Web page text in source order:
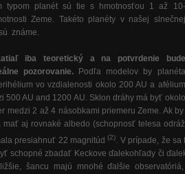
typom planét sú tie s hmotnosťou 1 až 10-
Zeme. Takéto planéty v našej slnečnej
známe.
iba teoretický a na potvrdenie bude
pozorovanie.Podľa modelov by planéta
vo vzdialenosti okolo 200 AU a afélium
500 AU and 1200 AU. Sklon dráhy má byť okolo
medzi 2 až 4 násobkami priemeru Zeme. Ak
mať aj rovnaké albedo (schopnosť telesa
presiahnuť 22 magnitúd(2). V prípade, že sa
schopné zbadať Keckove ďalekohľady či
šancu majú mnohé ďalšie